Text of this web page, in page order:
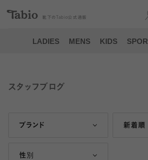
靴下の Tabio 公式通販
LADIES MENS KIDS
スタッフブログ
ブランド 新着順
性別